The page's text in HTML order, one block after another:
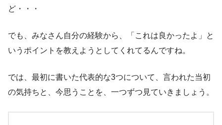
ど・・・
でも、みなさん自分の経験から、「これは良かったよ」と
いうポイントを教えようとしてくれてるんですね。
では、最初に書いた代表的な3つについて、言われた当初
の気持ちと、今思うことを、一つずつ見ていきましょう。